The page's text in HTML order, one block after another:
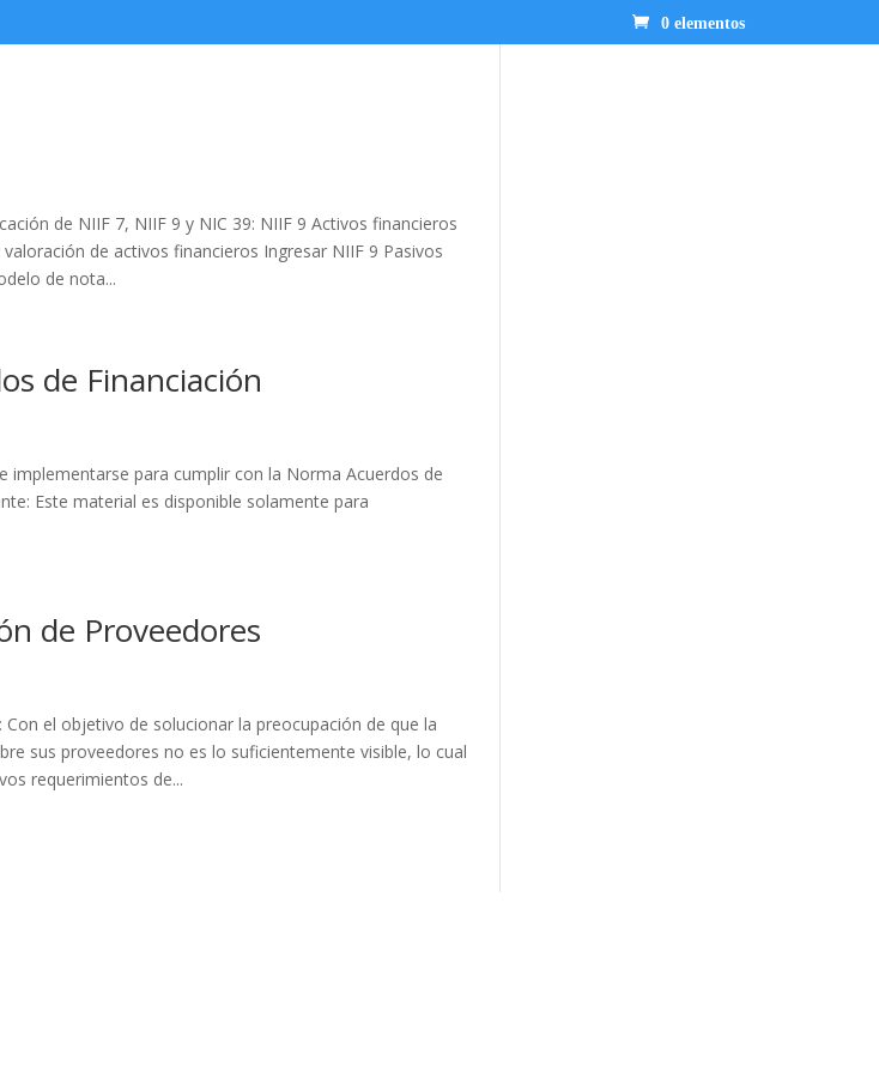
0 elementos
de NIIF 7, NIIF 9 y NIC 39: NIIF 9 Activos financieros
de activos financieros Ingresar NIIF 9 Pasivos
de nota...
de Financiación
implementarse para cumplir con la Norma Acuerdos de
Este material es disponible solamente para
de Proveedores
el objetivo de solucionar la preocupación de que la
sus proveedores no es lo suficientemente visible, lo cual
requerimientos de...